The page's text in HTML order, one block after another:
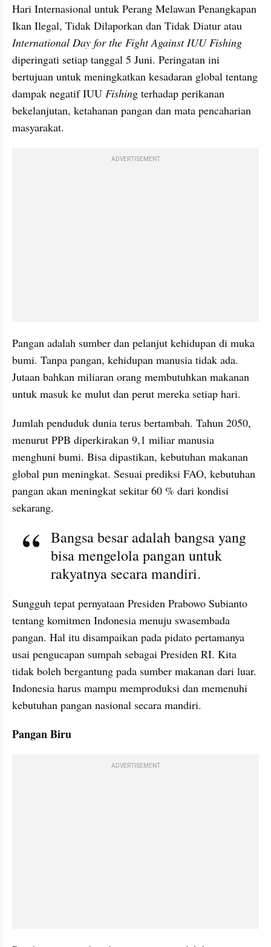
Hari Internasional untuk Perang Melawan Penangkapan
International Day for the Fight Against IUU Fishing
diperingati setiap tanggal 5 Juni. Peringatan ini
bertujuan untuk meningkatkan kesadaran global tentang
dampak negatif IUU Fishing terhadap perikanan
bekelanjutan, ketahanan pangan dan mata pencaharian
masyarakat.
ADVERTISEMENT
Pangan adalah sumber dan pelanjut kehidupan di muka
bumi. Tanpa pangan, kehidupan manusia tidak ada.
Jutaan bahkan miliaran orang membutuhkan makanan
untuk masuk ke mulut dan perut mereka setiap hari.
Jumlah penduduk dunia terus bertambah. Tahun 2050,
menurut PPB diperkirakan 9,1 miliar manusia
menghuni bumi. Bisa dipastikan, kebutuhan makanan
global pun meningkat. Sesuai prediksi FAO, kebutuhan
pangan akan meningkat sekitar 60 % dari kondisi
sekarang.
Bangsa besar adalah bangsa yang
bisa mengelola pangan untuk
rakyatnya secara mandiri.
Sungguh tepat pernyataan Presiden Prabowo Subianto
tentang komitmen Indonesia menuju swasembada
pangan. Hal itu disampaikan pada pidato pertamanya
usai pengucapan sumpah sebagai Presiden RI. Kita
tidak boleh bergantung pada sumber makanan dari luar.
Indonesia harus mampu memproduksi dan memenuhi
kebutuhan pangan nasional secara mandiri.
Pangan Biru
ADVERTISEMENT